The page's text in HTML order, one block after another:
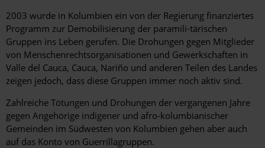
2003 wurde in Kolumbien ein von der Regierung finanziertes
Programm zur Demobilisierung der paramili-tärischen
Gruppen ins Leben gerufen. Die Drohungen gegen Mitglieder
von Menschenrechtsorganisationen und Gewerkschaften in
Valle del Cauca, Cauca, Nariño und anderen Teilen des Landes
zeigen jedoch, dass diese Gruppen immer noch aktiv sind.
Zahlreiche Tötungen und Drohungen der vergangenen Jahre
gegen Angehörige indigener und afro-kolumbianischer
Gemeinden im Südwesten von Kolumbien gehen aber auch
auf das Konto von Guerrillagruppen.